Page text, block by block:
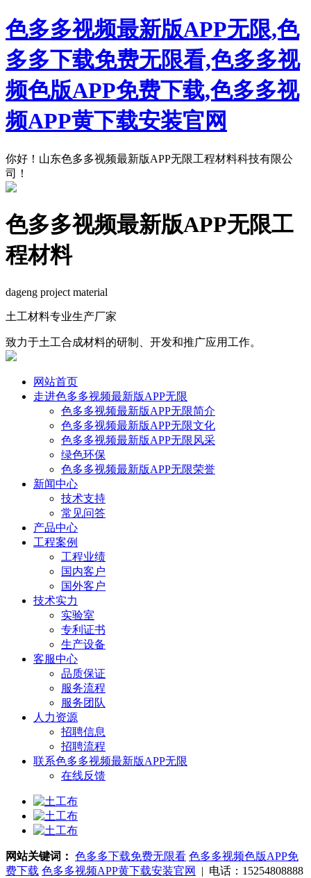
色多多视频最新版APP无限,色
多多下载免费无限看,色多多视
频色版APP免费下载,色多多视
频APP黄下载安装官网
你好！山东色多多视频最新版APP无限工程材料科技有限公
司！
色多多视频最新版APP无限工
程材料
dageng project material
土工材料专业生产厂家
致力于土工合成材料的研制、开发和推广应用工作。
网站首页
走进色多多视频最新版APP无限
色多多视频最新版APP无限简介
色多多视频最新版APP无限文化
色多多视频最新版APP无限风采
绿色环保
色多多视频最新版APP无限荣誉
新闻中心
技术支持
常见问答
产品中心
工程案例
工程业绩
国内客户
国外客户
技术实力
实验室
专利证书
生产设备
客服中心
品质保证
服务流程
服务团队
人力资源
招聘信息
招聘流程
联系色多多视频最新版APP无限
在线反馈
网站关键词： 色多多下载免费无限看 色多多视频色版APP免
费下载 色多多视频APP黄下载安装官网 | 电话：15254808888